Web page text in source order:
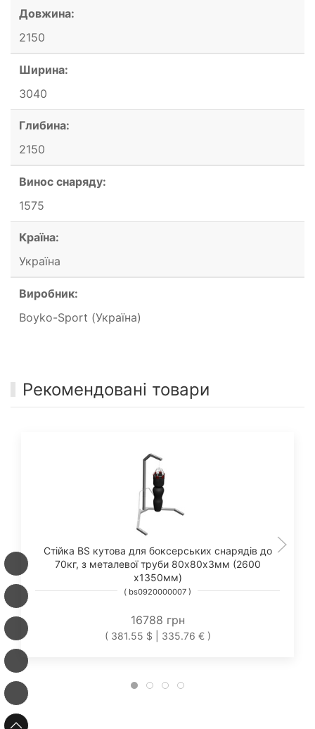
Довжина:
2150
Ширина:
3040
Глибина:
2150
Винос снаряду:
1575
Країна:
Україна
Виробник:
Boyko-Sport (Україна)
Рекомендовані товари
Стійка BS кутова для боксерських снарядів до
70кг, з металевої труби 80х80х3мм (2600
х1350мм)
( bs0920000007 )
16788 грн
( 381.55 $ | 335.76 € )